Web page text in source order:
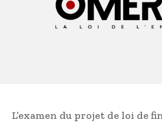
L’examen du projet de loi de